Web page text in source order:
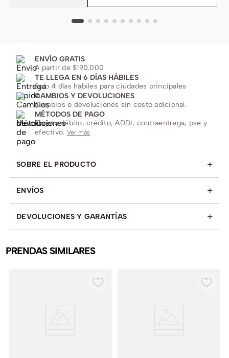
ENVÍO GRATIS
A partir de $190.000
TE LLEGA EN 6 DÍAS HÁBILES
Solo 4 días hábiles para ciudades principales
CAMBIOS Y DEVOLUCIONES
Cambios o devoluciones sin costo adicional.
MÉTODOS DE PAGO
Tarjeta débito, crédito, ADDI, contraentrega, pse y
efectivo. Ver más
SOBRE EL PRODUCTO +
ENVÍOS +
DEVOLUCIONES Y GARANTÍAS +
PRENDAS SIMILARES